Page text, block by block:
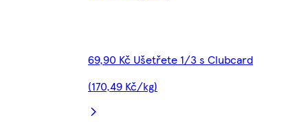
69,90 Kč Ušetřete 1/3 s Clubcard
(170,49 Kč/kg)